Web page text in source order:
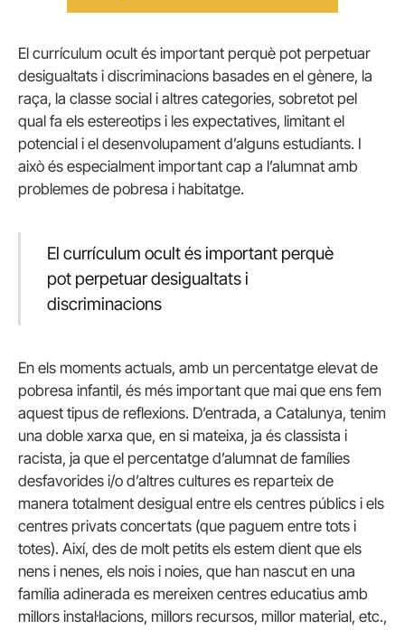
El currículum ocult és important perquè pot perpetuar
desigualtats i discriminacions basades en el gènere, la
raça, la classe social i altres categories, sobretot pel
qual fa els estereotips i les expectatives, limitant el
potencial i el desenvolupament d’alguns estudiants. I
això és especialment important cap a l’alumnat amb
problemes de pobresa i habitatge.
El currículum ocult és important perquè
pot perpetuar desigualtats i
discriminacions
En els moments actuals, amb un percentatge elevat de
pobresa infantil, és més important que mai que ens fem
aquest tipus de reflexions. D’entrada, a Catalunya, tenim
una doble xarxa que, en si mateixa, ja és classista i
racista, ja que el percentatge d’alumnat de famílies
desfavorides i/o d’altres cultures es reparteix de
manera totalment desigual entre els centres públics i els
centres privats concertats (que paguem entre tots i
totes). Així, des de molt petits els estem dient que els
nens i nenes, els nois i noies, que han nascut en una
família adinerada es mereixen centres educatius amb
millors instal·lacions, millors recursos, millor material, etc.,